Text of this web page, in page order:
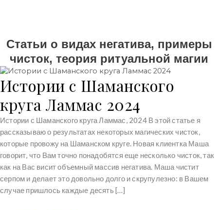
Статьи о видах негатива, примеры
чисток, теория ритуальной магии
Истории с Шаманского
круга Ламмас 2024
Истории с Шаманского круга Ламмас, 2024 В этой статье я
рассказываю о результатах некоторых магических чисток,
которые провожу на Шаманском круге. Новая клиентка Маша
говорит, что Вам точно понадобятся еще несколько чисток, так
как на Вас висит объемный массив негатива. Маша чистит
серпом и делает это довольно долго и скрупулезно: в Вашем
случае пришлось каждые десять […]